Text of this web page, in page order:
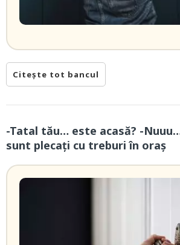
Citește tot bancul
-Tatal tău… este acasă? -
sunt plecați cu treburi în oraș